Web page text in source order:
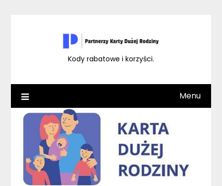
Kody rabatowe i korzyści.
Menu